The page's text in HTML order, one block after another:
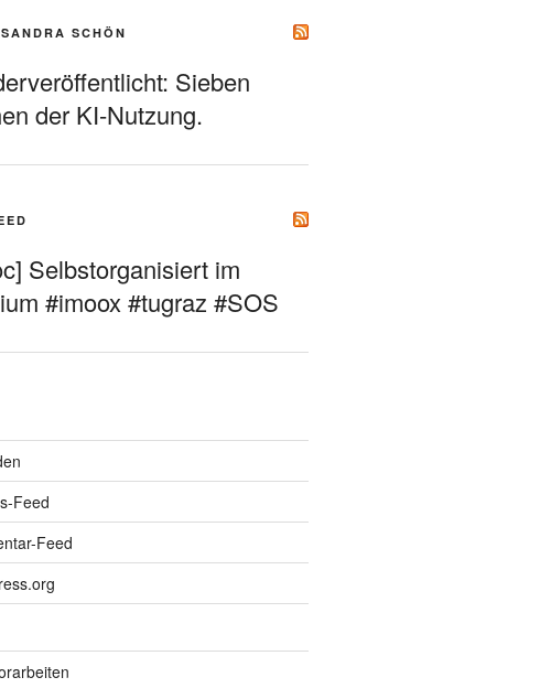
SCHÖN
Sieben
der KI-Nutzung.
Selbstorganisiert im
#imoox #tugraz #SOS
Feed
Feed